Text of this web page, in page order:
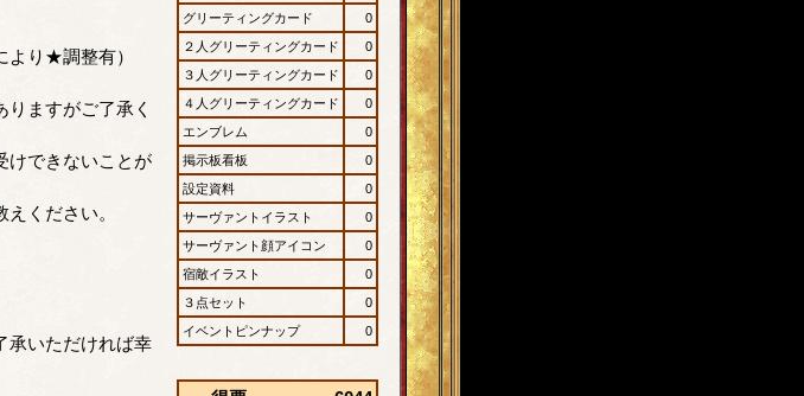
グリーティングカード
0
２人グリーティングカード
0
３人グリーティングカード
0
４人グリーティングカード
0
エンブレム
0
掲示板看板
0
設定資料
0
サーヴァントイラスト
0
サーヴァント顔アイコン
0
宿敵イラスト
0
３点セット
0
イベントピンナップ
0
より★調整有）
ますがご了承く
けできないことが
ください。
承いただければ幸